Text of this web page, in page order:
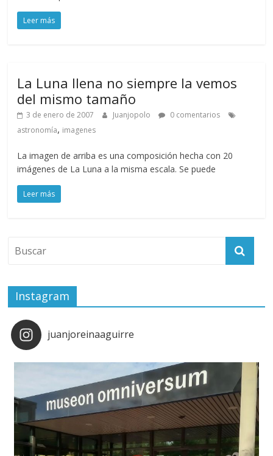
Leer más
La Luna llena no siempre la vemos
del mismo tamaño
3 de enero de 2007 Juanjopolo
0 comentarios
astronomía, imagenes
La imagen de arriba es una composición hecha con 20
imágenes de La Luna a la misma escala. Se puede
Leer más
Instagram
juanjoreinaaguirre